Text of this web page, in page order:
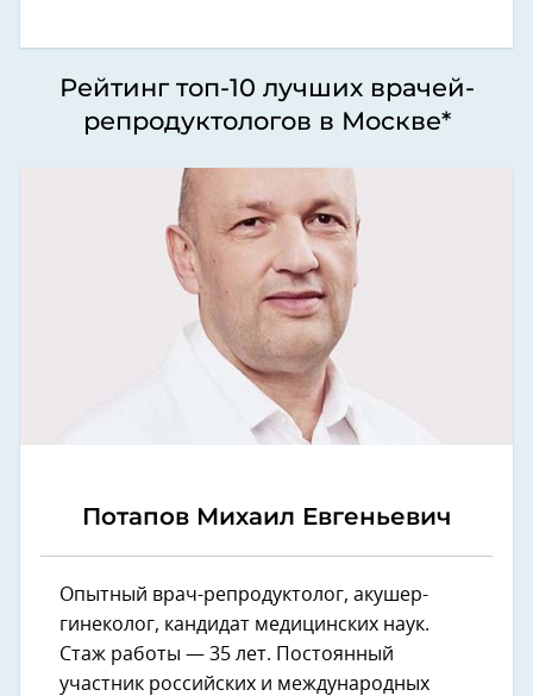
Рейтинг топ-10 лучших врачей-
репродуктологов в Москве*
Потапов Михаил Евгеньевич
Опытный врач-репродуктолог, акушер-
гинеколог, кандидат медицинских наук.
Стаж работы — 35 лет. Постоянный
участник российских и международных